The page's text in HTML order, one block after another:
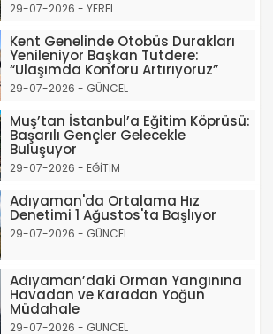
29-07-2026 - YEREL
Kent Genelinde Otobüs Durakları
Yenileniyor Başkan Tutdere:
“Ulaşımda Konforu Artırıyoruz”
29-07-2026 - GÜNCEL
Muş’tan İstanbul’a Eğitim Köprüsü:
Başarılı Gençler Gelecekle
Buluşuyor
29-07-2026 - EĞİTİM
Adıyaman'da Ortalama Hız
Denetimi 1 Ağustos'ta Başlıyor
29-07-2026 - GÜNCEL
Adıyaman’daki Orman Yangınına
Havadan ve Karadan Yoğun
Müdahale
29-07-2026 - GÜNCEL